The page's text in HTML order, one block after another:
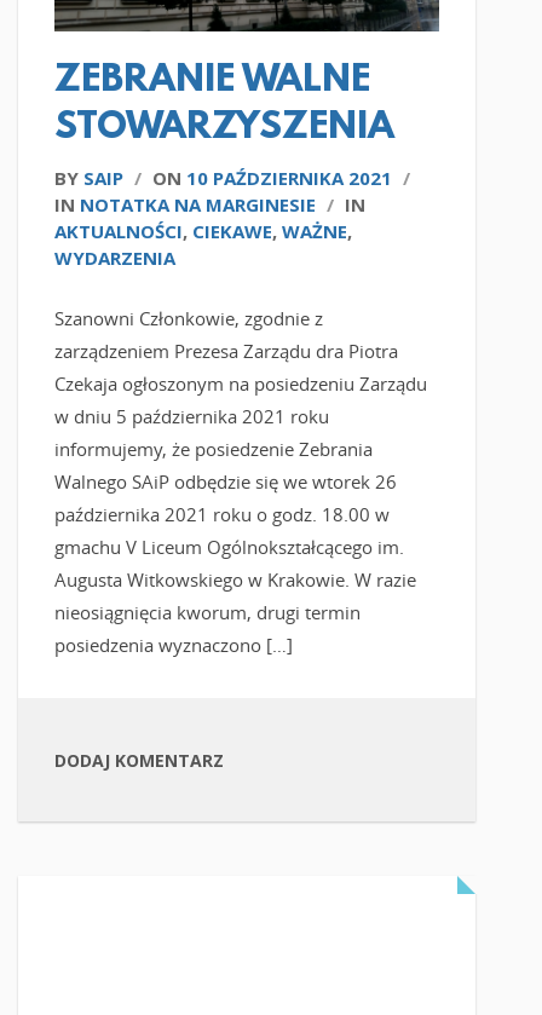
ZEBRANIE WALNE
STOWARZYSZENIA
BY SAIP / ON 10 PAŹDZIERNIKA 2021 /
IN NOTATKA NA MARGINESIE / IN
AKTUALNOŚCI, CIEKAWE, WAŻNE,
WYDARZENIA
Szanowni Członkowie, zgodnie z
zarządzeniem Prezesa Zarządu dra Piotra
Czekaja ogłoszonym na posiedzeniu Zarządu
w dniu 5 października 2021 roku
informujemy, że posiedzenie Zebrania
Walnego SAiP odbędzie się we wtorek 26
października 2021 roku o godz. 18.00 w
gmachu V Liceum Ogólnokształcącego im.
Augusta Witkowskiego w Krakowie. W razie
nieosiągnięcia kworum, drugi termin
posiedzenia wyznaczono […]
DODAJ KOMENTARZ